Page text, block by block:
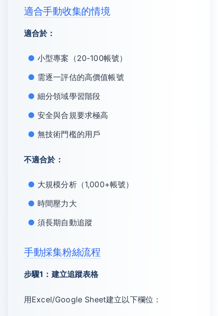
適合手動收集的情境
適合於：
小型專案（20-100帳號）
需逐一評估的高價值帳號
細分領域學習階段
安全與合規要求極高
無技術門檻的用戶
不適合於：
大規模分析（1,000+帳號）
時間壓力大
須長期自動追蹤
手動採集粉絲流程
步驟1：建立追蹤表格
用Excel/Google Sheet建立以下欄位：